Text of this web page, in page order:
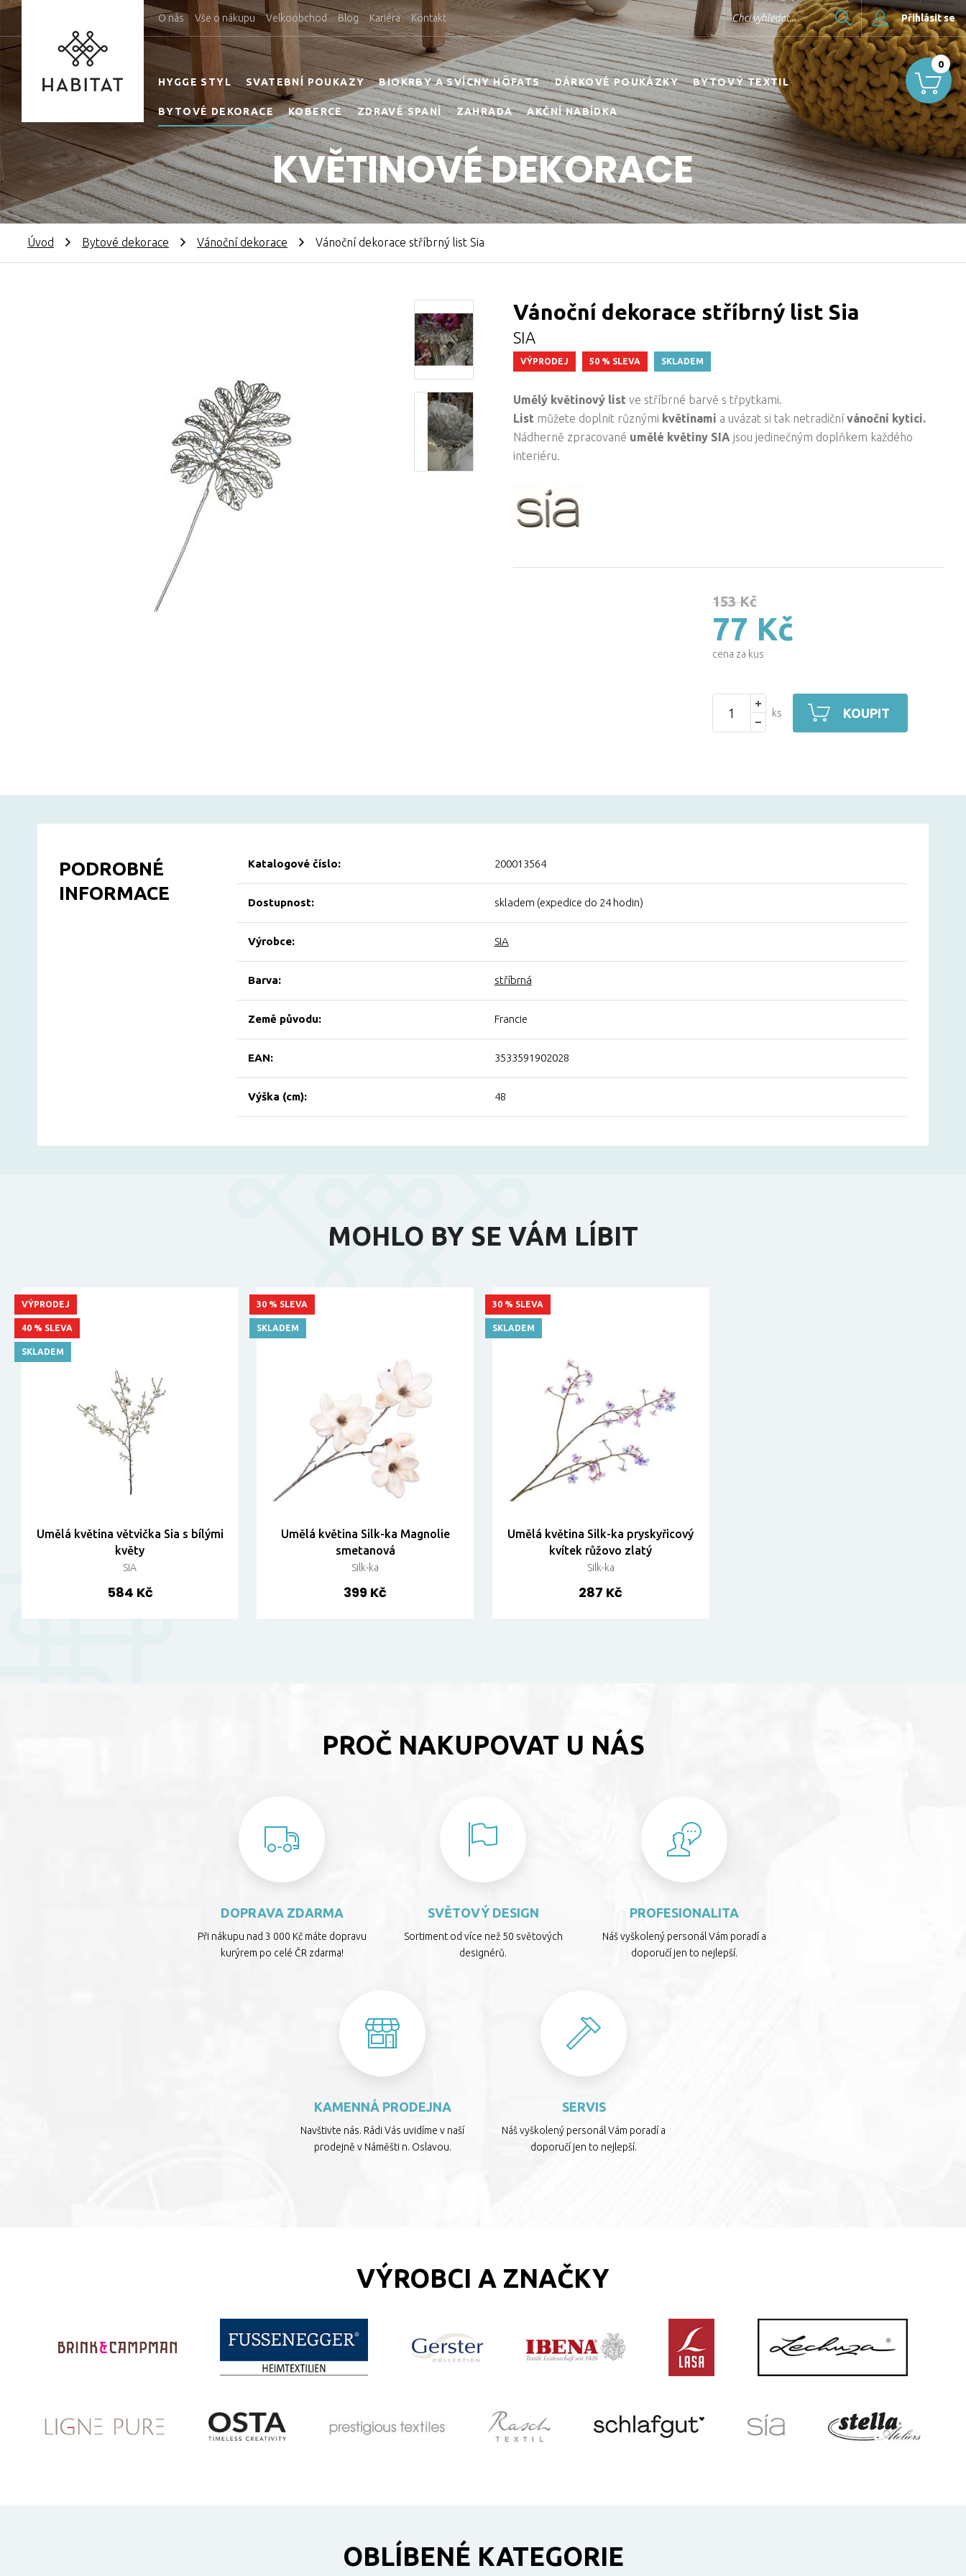
O nás Vše o nákupu Velkoobchod Blog Kariéra Kontakt Přihlásit se
Chci vyhledat... Hledat
HYGGE STYL SVATEBNÍ POUKAZY BIOKRBY A SVÍCNY HÖFATS DÁRKOVÉ POUKÁZKY BYTOVÝ TEXTIL
BYTOVÉ DEKORACE KOBERCE ZDRAVÉ SPANÍ ZAHRADA AKČNÍ NABÍDKA
KVĚTINOVÉ DEKORACE
0
Úvod Bytové dekorace Vánoční dekorace Vánoční dekorace stříbrný list Sia
Vánoční dekorace stříbrný list Sia
SIA
VÝPRODEJ 50 % SLEVA SKLADEM
Umělý květinový list ve stříbrné barvě s třpytkami.
List můžete doplnit různými květinami a uvázat si tak netradičnívánoční kytici.
Nádherně zpracované umělé květiny SIA jsou jedinečným doplňkem každého
interiéru.
153 Kč
77 Kč
cena za kus
ks KOUPIT
PODROBNÉ
INFORMACE
Katalogové číslo: 200013564
Dostupnost: skladem (expedice do 24 hodin)
Výrobce: SIA
Barva: stříbrná
Země původu: Francie
EAN: 3533591902028
Výška (cm): 48
MOHLO BY SE VÁM LÍBIT
Umělá květina větvička Sia s bílými
květy
SIA
584 Kč
VÝPRODEJ
40 % SLEVA
SKLADEM
Umělá květina Silk-ka Magnolie
smetanová
Silk-ka
399 Kč
30 % SLEVA
SKLADEM
Umělá květina Silk-ka pryskyřicový
kvítek růžovo zlatý
Silk-ka
287 Kč
30 % SLEVA
SKLADEM
PROČ NAKUPOVAT U NÁS
DOPRAVA ZDARMA
Při nákupu nad 3 000 Kč máte dopravu
kurýrem po celé ČR zdarma!
SVĚTOVÝ DESIGN
Sortiment od více než 50 světových
designérů.
PROFESIONALITA
Náš vyškolený personál Vám poradí a
doporučí jen to nejlepší.
KAMENNÁ PRODEJNA
Navštivte nás. Rádi Vás uvidíme v naší
prodejně v Náměšti n. Oslavou.
SERVIS
Náš vyškolený personál Vám poradí a
doporučí jen to nejlepší.
VÝROBCI A ZNAČKY
OBLÍBENÉ KATEGORIE